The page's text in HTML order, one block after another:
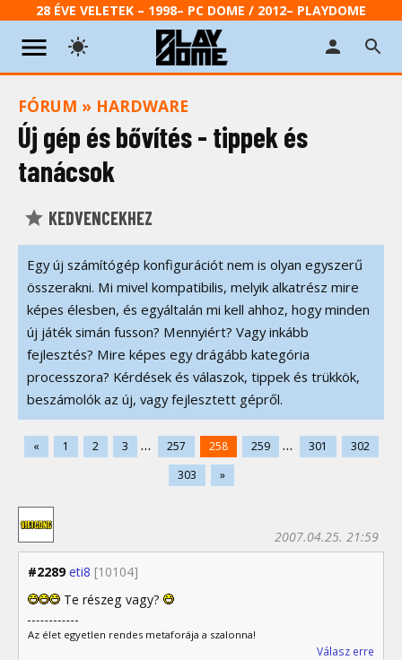
28 ÉVE VELETEK – 1998– PC DOME / 2012– PLAYDOME
FÓRUM » HARDWARE
Új gép és bővítés - tippek és
tanácsok
KEDVENCEKHEZ
Egy új számítógép konfigurációt nem is olyan egyszerű
összerakni. Mi mivel kompatibilis, melyik alkatrész mire
képes élesben, és egyáltalán mi kell ahhoz, hogy minden
új játék simán fusson? Mennyiért? Vagy inkább
fejlesztés? Mire képes egy drágább kategória
processzora? Kérdések és válaszok, tippek és trükkök,
beszámolók az új, vagy fejlesztett gépről.
« 1 2 3 ... 257 258 259 ... 301
302
303
»
#2289 eti8 [10104]
2007.04.25. 21:59
Te részeg vagy?
Az élet egyetlen rendes metaforája a szalonna!
Válasz erre